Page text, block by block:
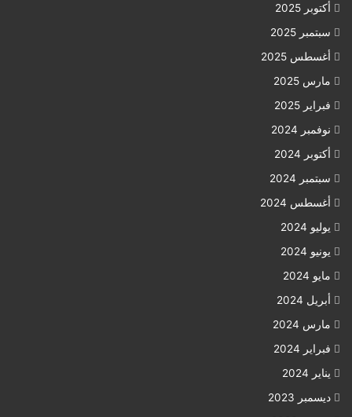
أكتوبر 2025
سبتمبر 2025
أغسطس 2025
مارس 2025
فبراير 2025
نوفمبر 2024
أكتوبر 2024
سبتمبر 2024
أغسطس 2024
يوليو 2024
يونيو 2024
مايو 2024
أبريل 2024
مارس 2024
فبراير 2024
يناير 2024
ديسمبر 2023